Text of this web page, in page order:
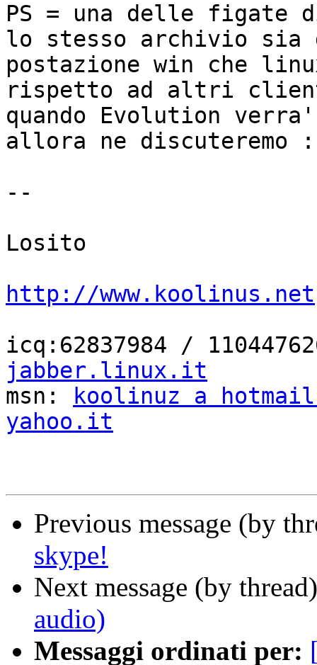
PS = una delle figate
lo stesso archivio sia
postazione win che
rispetto ad altri
quando Evolution
allora ne discuteremo
--
Losito
http://www.koolinus.net
icq:62837984 /
jabber.linux.it
msn:
koolinuz a
yahoo.it
Previous message (by
skype!
Next message (by
audio)
Messaggi ordinati per: